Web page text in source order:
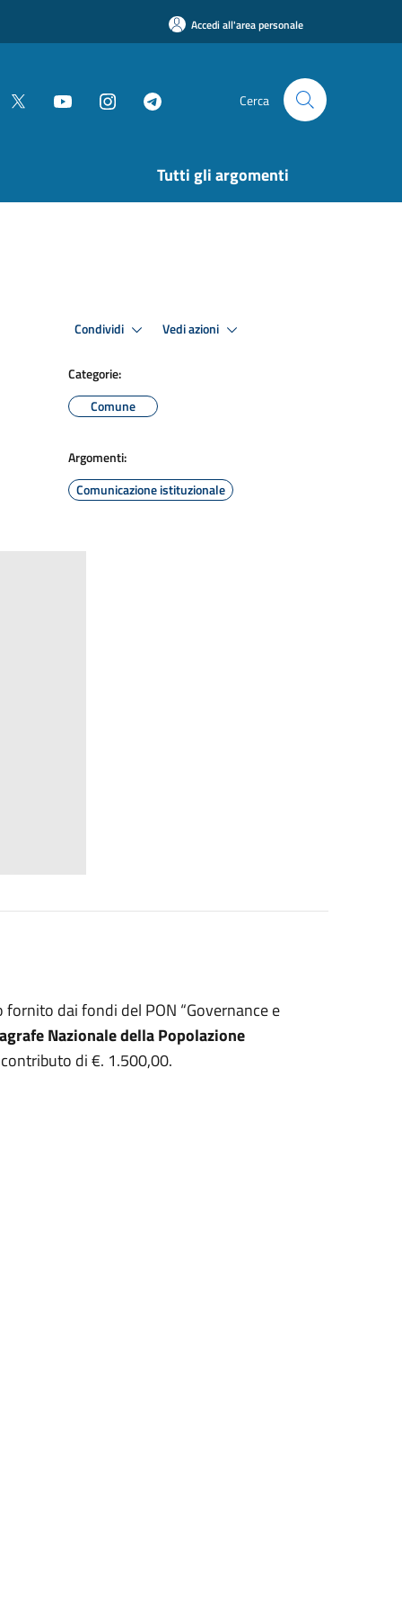
Accedi all'area personale
Cerca
Tutti gli argomenti
Condividi Vedi azioni
Categorie:
Comune
Argomenti:
Comunicazione istituzionale
dai fondi del PON “Governance e
Nazionale della Popolazione
di €. 1.500,00.